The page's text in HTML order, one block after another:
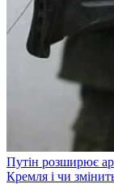
Путін розширює
Кремля і чи